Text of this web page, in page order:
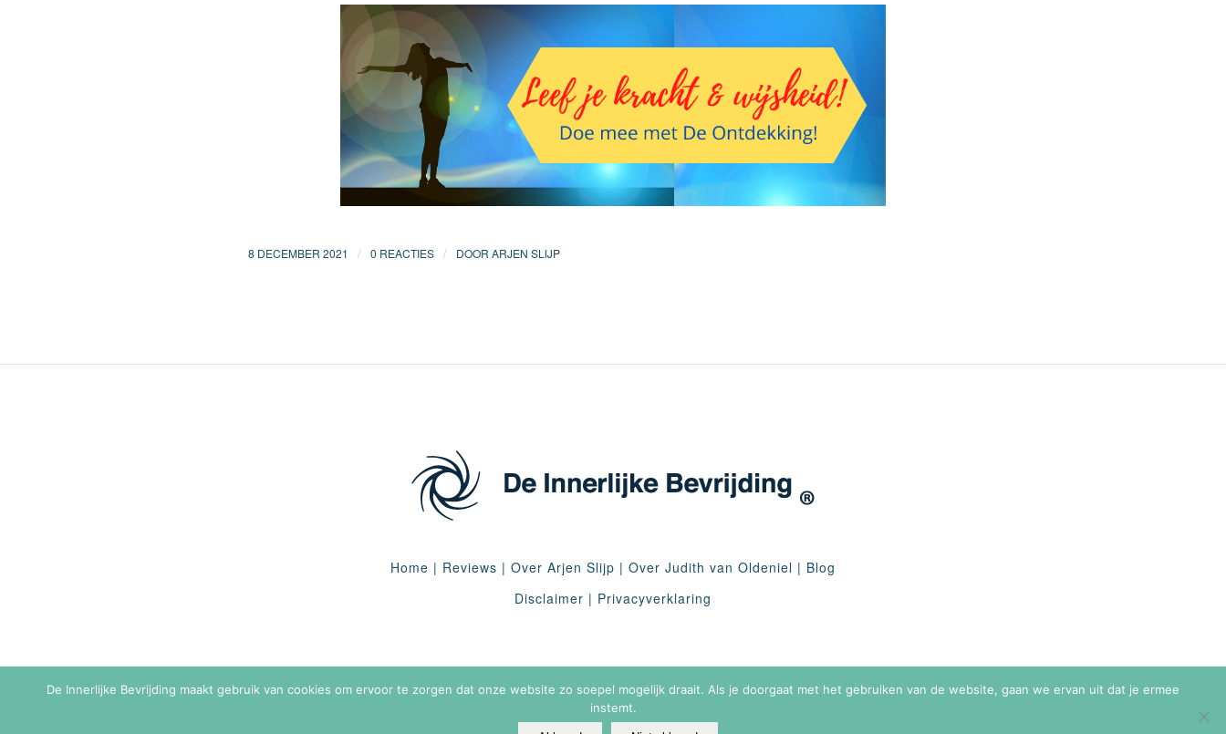
8 DECEMBER 2021 / 0 REACTIES / DOOR ARJEN SLIJP
Home | Reviews | Over Arjen Slijp | Over Judith van Oldeniel | Blog
Disclaimer | Privacyverklaring
De Innerlijke Bevrijding maakt gebruik van cookies om ervoor te zorgen dat onze website zo soepel mogelijk draait. Als je doorgaat met het gebruiken van de website, gaan we ervan uit dat je ermee
instemt.